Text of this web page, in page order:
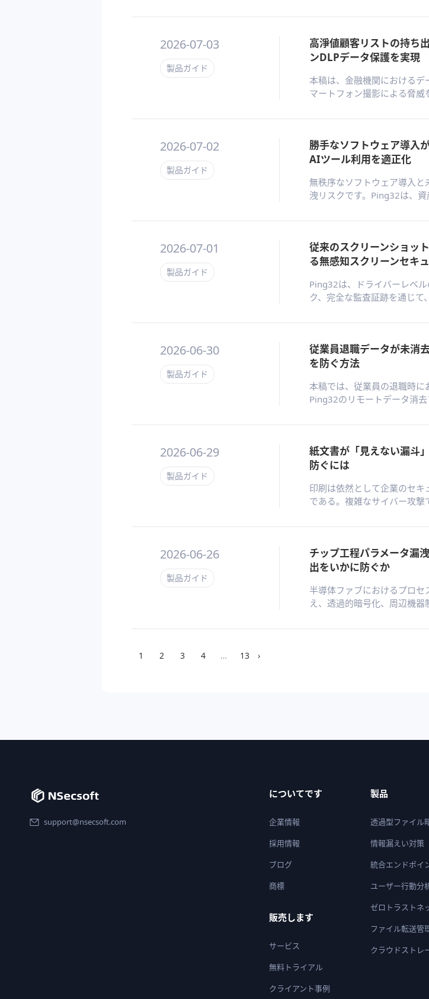
2026-07-03
製品ガイド
高淨値顧客リストの持ち
ンDLPデータ保護を実現
本稿は、金融機関における
マートフォン撮影による脅
2026-07-02
製品ガイド
勝手なソフトウェア導入
AIツール利用を適正化
無秩序なソフトウェア導入
洩リスクです。Ping32は、
2026-07-01
製品ガイド
従来のスクリーンショッ
る無感知スクリーンセキ
Ping32は、ドライバーレベ
ク、完全な監査証跡を通じ
します。
2026-06-30
製品ガイド
従業員退職データが未消
を防ぐ方法
本稿では、従業員の退職時に
Ping32のリモートデータ消
2026-06-29
製品ガイド
紙文書が「見えない漏斗
防ぐには
印刷は依然として企業のセ
である。複雑なサイバー攻
入、そして印刷透かしによ
Ping32はこれらの機能を統合
2026-06-26
製品ガイド
チップ工程パラメータ漏
出をいかに防ぐか
半導体ファブにおけるプロ
え、透過的暗号化、周辺機
1 2 3 4 … 13 ›
support@nsecsoft.com
についてです
企業情報
採用情報
ブログ
商標
販売します
サービス
無料トライアル
クライアント事例
製品
透過型ファイル
情報漏えい対策
統合エンドポイ
ユーザー行動分
ゼロトラストネ
ファイル転送管
クラウドストレ